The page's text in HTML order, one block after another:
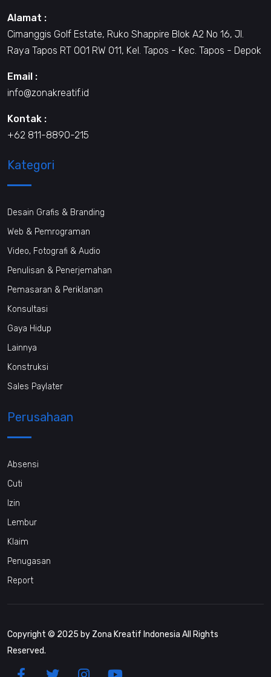
Alamat :
Cimanggis Golf Estate, Ruko Shappire Blok A2 No 16, Jl.
Raya Tapos RT 001 RW 011, Kel. Tapos - Kec. Tapos - Depok
Email :
info@zonakreatif.id
Kontak :
+62 811-8890-215
Kategori
Desain Grafis & Branding
Web & Pemrograman
Video, Fotografi & Audio
Penulisan & Penerjemahan
Pemasaran & Periklanan
Konsultasi
Gaya Hidup
Lainnya
Konstruksi
Sales Paylater
Perusahaan
Absensi
Cuti
Izin
Lembur
Klaim
Penugasan
Report
Copyright © 2025 by Zona Kreatif Indonesia All Rights
Reserved.